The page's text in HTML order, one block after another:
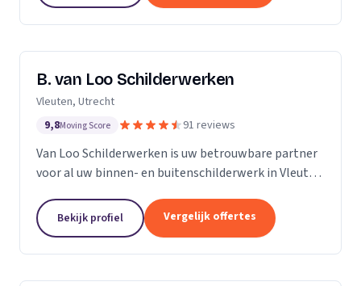
B. van Loo Schilderwerken
Vleuten, Utrecht
9,8Moving Score 91 reviews
Van Loo Schilderwerken is uw betrouwbare partner
voor al uw binnen- en buitenschilderwerk in Vleuten
branche, onderscheiden we ons door onze...
Bekijk profiel Vergelijk offertes